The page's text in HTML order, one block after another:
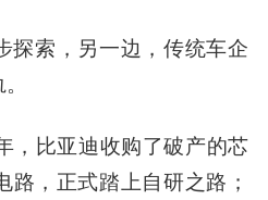
探索，另一边，传统车企
，比亚迪收购了破产的芯
路 ，正式踏上自研之路；